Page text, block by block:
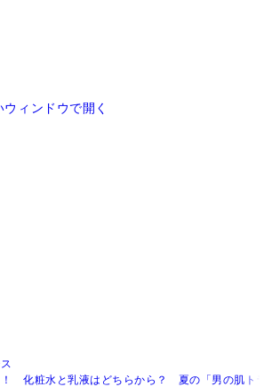
ウィンドウで開く
！ 化粧水と乳液はどちらから？ 夏の「男の肌ト